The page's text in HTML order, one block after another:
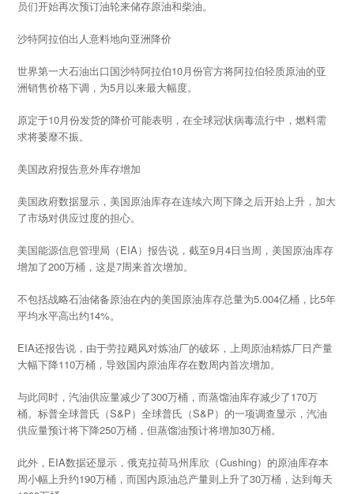
员们开始再次预订油轮来储存原油和柴油。
沙特阿拉伯出人意料地向亚洲降价
世界第一大石油出口国沙特阿拉伯10月份官方将阿拉伯轻质原油的亚
洲销售价格下调，为5月以来最大幅度。
原定于10月份发货的降价可能表明，在全球冠状病毒流行中，燃料需
求将萎靡不振。
美国政府报告意外库存增加
美国政府数据显示，美国原油库存在连续六周下降之后开始上升，加大
了市场对供应过度的担心。
美国能源信息管理局（EIA）报告说，截至9月4日当周，美国原油库存
增加了200万桶，这是7周来首次增加。
不包括战略石油储备原油在内的美国原油库存总量为5.004亿桶，比5年
平均水平高出约14%。
EIA还报告说，由于劳拉飓风对炼油厂的破坏，上周原油精炼厂日产量
大幅下降110万桶，导致国内原油库存在数周内首次增加。
与此同时，汽油供应量减少了300万桶，而蒸馏油库存减少了170万
桶。标普全球普氏（S&P）全球普氏（S&P）的一项调查显示，汽油
供应量预计将下降250万桶，但蒸馏油预计将增加30万桶。
此外，EIA数据还显示，俄克拉荷马州库欣（Cushing）的原油库存本
周小幅上升约190万桶，而国内原油总产量则上升了30万桶，达到每天